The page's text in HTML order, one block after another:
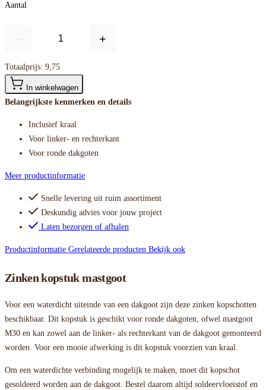
Aantal
- +
Totaalprijs: 9,75
In winkelwagen
Belangrijkste kenmerken en details
Inclusief kraal
Voor linker- en rechterkant
Voor ronde dakgoten
Meer productinformatie
Snelle levering uit ruim assortiment
Deskundig advies voor jouw project
Laten bezorgen of afhalen
Productinformatie Gerelateerde producten Bekijk ook
Zinken kopstuk mastgoot
Voor een waterdicht uiteinde van een dakgoot zijn deze zinken kopschotten
beschikbaar. Dit kopstuk is geschikt voor ronde dakgoten, ofwel mastgoot
M30 en kan zowel aan de linker- als rechterkant van de dakgoot gemonteerd
worden. Voor een mooie afwerking is dit kopstuk voorzien van kraal.
Om een waterdichte verbinding mogelijk te maken, moet dit kopschot
gesoldeerd worden aan de dakgoot. Bestel daarom altijd soldeervloeistof en